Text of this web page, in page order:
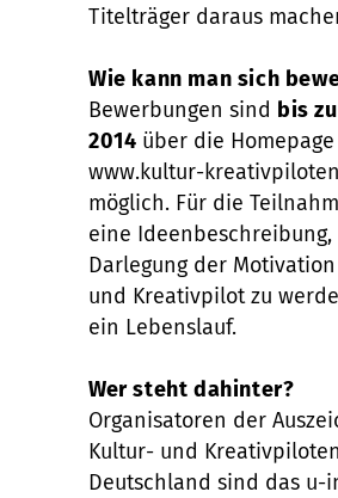
Titelträger daraus
Wie kann man sich
Bewerbungen sind bis
2014 über die Homepage
www.kultur-
möglich. Für die
eine Ideenbeschreibung,
Darlegung der
und Kreativpilot zu
ein Lebenslauf.
Wer steht dahinter?
Organisatoren der
Kultur- und Kreativpiloten
Deutschland sind das u-